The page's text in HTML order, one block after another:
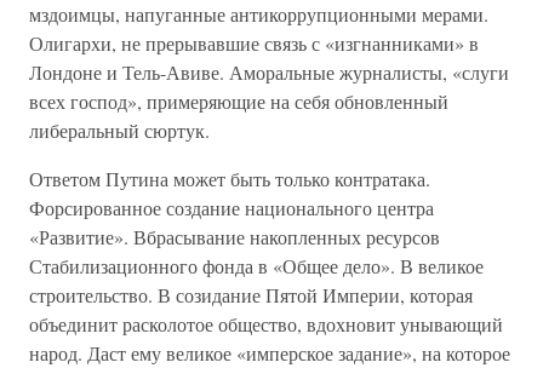
мздоимцы, напуганные антикоррупционными мерами.
Олигархи, не прерывавшие связь с «изгнанниками» в
Лондоне и Тель-Авиве. Аморальные журналисты, «слуги
всех господ», примеряющие на себя обновленный
либеральный сюртук.
Ответом Путина может быть только контратака.
Форсированное создание национального центра
«Развитие». Вбрасывание накопленных ресурсов
Стабилизационного фонда в «Общее дело». В великое
строительство. В созидание Пятой Империи, которая
объединит расколотое общество, вдохновит унывающий
народ. Даст ему великое «имперское задание», на которое